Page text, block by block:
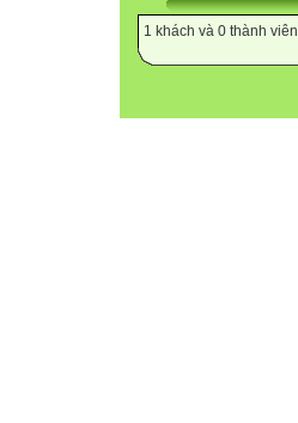
1 khách và 0 thành viên